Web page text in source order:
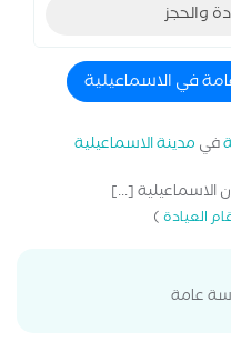
والحجز
في الاسماعيلية
في مدينة الاسماعيلية
[...]
العيادة)
عامة